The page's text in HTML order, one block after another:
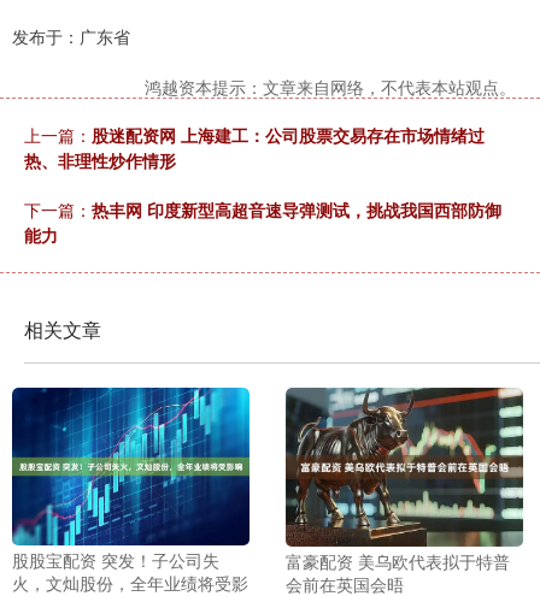
发布于：广东省
鸿越资本提示：文章来自网络，不代表本站观点。
上一篇： 股迷配资网 上海建工：公司股票交易存在市场情绪过
热、非理性炒作情形
下一篇： 热丰网 印度新型高超音速导弹测试，挑战我国西部防御
能力
相关文章
股股宝配资 突发！子公司失
火，文灿股份，全年业绩将受影
富豪配资 美乌欧代表拟于特普
会前在英国会晤